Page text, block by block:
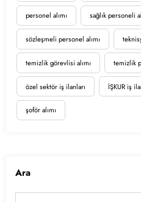
personel alımı sağlık personeli
sözleşmeli personel alımı
temizlik görevlisi alımı temizlik
özel sektör iş ilanları İŞKUR iş
şoför alımı
Ara